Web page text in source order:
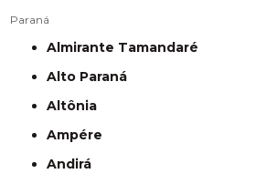
Paraná
Almirante Tamandaré
Alto Paraná
Altônia
Ampére
Andirá